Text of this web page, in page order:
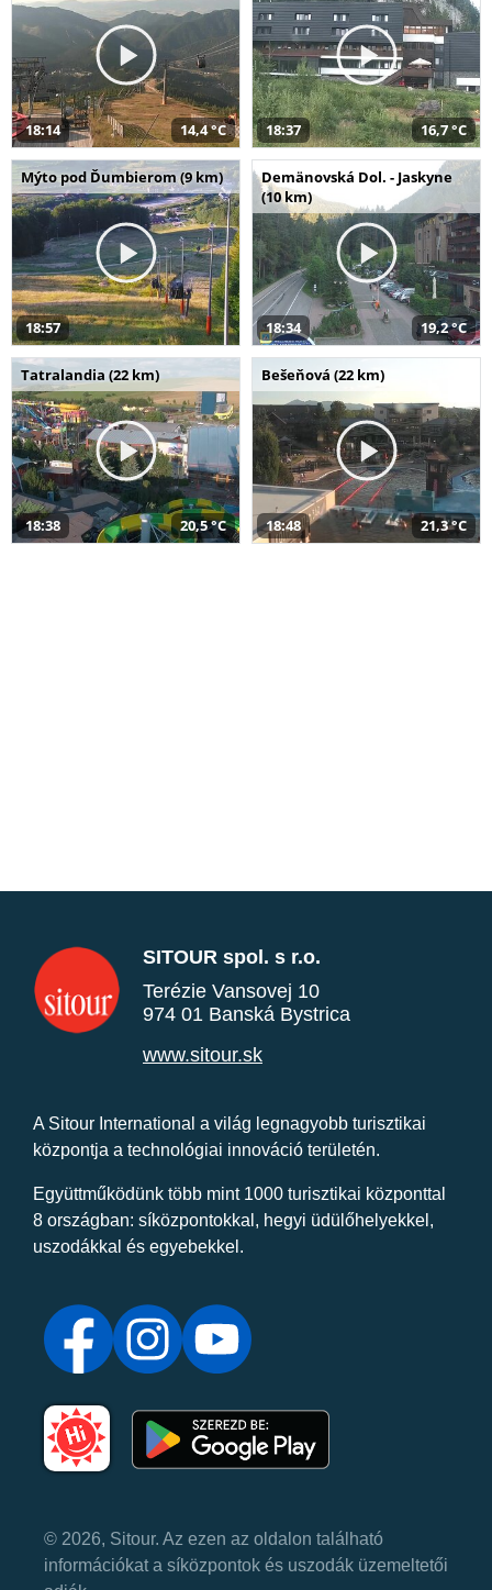
18:14 14,4 °C 18:37 16,7 °C
Mýto pod Ďumbierom (9 km)
18:57
Demänovská Dol. - Jaskyne
(10 km)
18:34 19,2 °C
Tatralandia (22 km)
18:38 20,5 °C
Bešeňová (22 km)
18:48 21,3 °C
SITOUR spol. s r.o.
Terézie Vansovej 10
974 01 Banská Bystrica
www.sitour.sk
A Sitour International a világ legnagyobb turisztikai
központja a technológiai innováció területén.
Együttműködünk több mint 1000 turisztikai központtal
8 országban: síközpontokkal, hegyi üdülőhelyekkel,
uszodákkal és egyebekkel.
© 2026, Sitour. Az ezen az oldalon található
információkat a síközpontok és uszodák üzemeltetői